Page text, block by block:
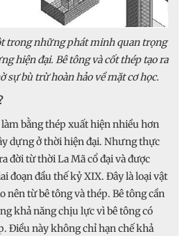
trong những phát minh quan trọng
hiện đại. Bê tông và cốt thép tạo ra
sự bù trừ hoàn hảo về mặt cơ học.
làm bằng thép xuất hiện nhiều hơn
dựng ở thời hiện đại. Nhưng thực
đời từ thời La Mã cổ đại và được
đoạn đầu thế kỷ XIX. Đây là loại vật
nên từ bê tông và thép. Bê tông cần
khả năng chịu lực vì bê tông có
Điều này không chỉ hạn chế khả